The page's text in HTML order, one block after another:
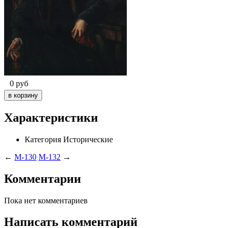
0 руб
Характеристики
Категория Исторические
← M-130 M-132 →
Комментарии
Пока нет комментариев
Написать комментарий